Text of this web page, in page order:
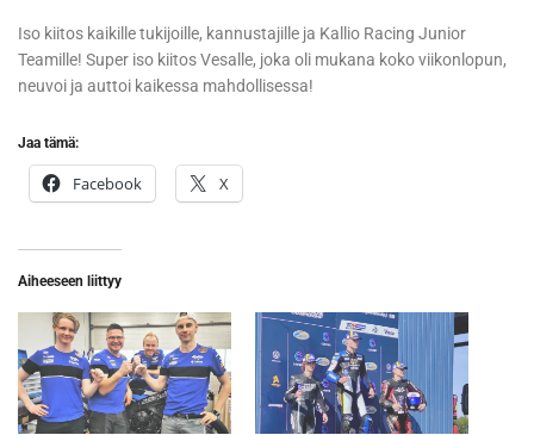
Iso kiitos kaikille tukijoille, kannustajille ja Kallio Racing Junior
Teamille! Super iso kiitos Vesalle, joka oli mukana koko viikonlopun,
neuvoi ja auttoi kaikessa mahdollisessa!
Jaa tämä:
Facebook X
Aiheeseen liittyy